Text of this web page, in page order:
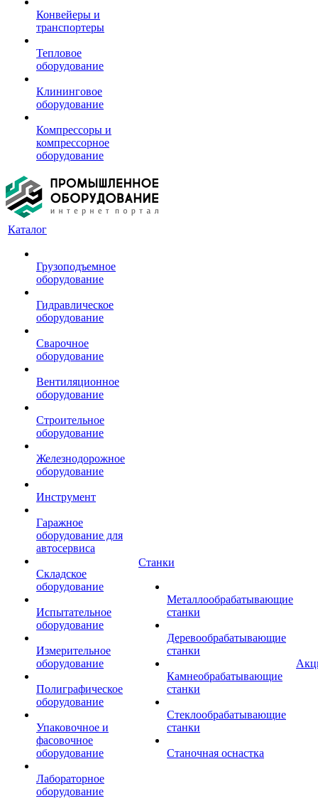
Конвейеры и
транспортеры
Тепловое
оборудование
Клининговое
оборудование
Компрессоры и
компрессорное
оборудование
Каталог
Грузоподъемное
оборудование
Гидравлическое
оборудование
Сварочное
оборудование
Вентиляционное
оборудование
Строительное
оборудование
Железнодорожное
оборудование
Инструмент
Гаражное
оборудование для
автосервиса
Складское
оборудование
Испытательное
оборудование
Измерительное
оборудование
Полиграфическое
оборудование
Упаковочное и
фасовочное
оборудование
Лабораторное
оборудование
Станки
Металлообрабатывающие
станки
Деревообрабатывающие
станки
Камнеобрабатывающие
станки
Стеклообрабатывающие
станки
Станочная оснастка